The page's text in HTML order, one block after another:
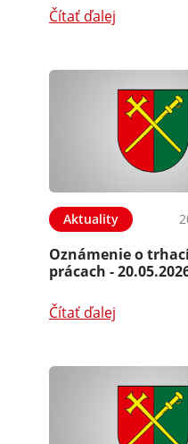
Čítať ďalej
Aktuality
Oznámenie o
prácach -
Čítať ďalej